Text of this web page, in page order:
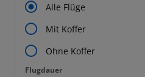
Alle Flüge
Mit Koffer
Ohne Koffer
Flugdauer
Flugdauer